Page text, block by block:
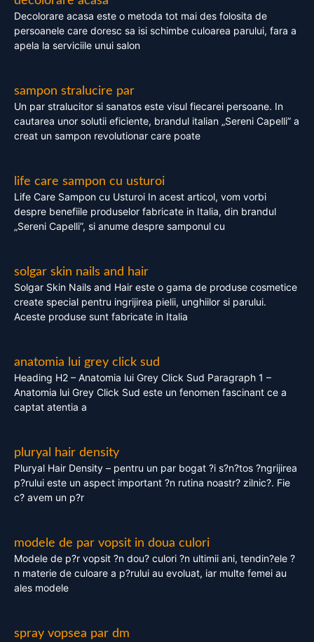
Decolorare acasa este o metoda tot mai des folosita de
persoanele care doresc sa isi schimbe culoarea parului, fara a
apela la serviciile unui salon
sampon stralucire par
Un par stralucitor si sanatos este visul fiecarei persoane. In
cautarea unor solutii eficiente, brandul italian „Sereni Capelli” a
creat un sampon revolutionar care poate
life care sampon cu usturoi
Life Care Sampon cu Usturoi In acest articol, vom vorbi
despre benefiile produselor fabricate in Italia, din brandul
„Sereni Capelli”, si anume despre samponul cu
solgar skin nails and hair
Solgar Skin Nails and Hair este o gama de produse cosmetice
create special pentru ingrijirea pielii, unghiilor si parului.
Aceste produse sunt fabricate in Italia
anatomia lui grey click sud
Heading H2 – Anatomia lui Grey Click Sud Paragraph 1 –
Anatomia lui Grey Click Sud este un fenomen fascinant ce a
captat atentia a
pluryal hair density
Pluryal Hair Density – pentru un par bogat ?i s?n?tos ?ngrijirea
p?rului este un aspect important ?n rutina noastr? zilnic?. Fie
c? avem un p?r
modele de par vopsit in doua culori
Modele de p?r vopsit ?n dou? culori ?n ultimii ani, tendin?ele ?
n materie de culoare a p?rului au evoluat, iar multe femei au
ales modele
spray vopsea par dm